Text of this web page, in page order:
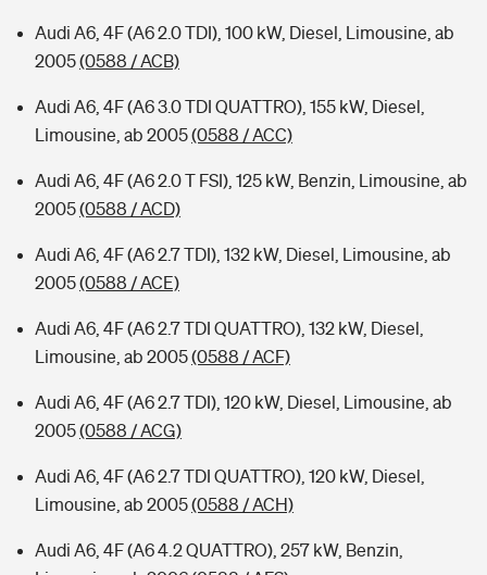
Audi A6, 4F (A6 2.0 TDI), 100 kW, Diesel, Limousine, ab
2005(0588 / ACB)
Audi A6, 4F (A6 3.0 TDI QUATTRO), 155 kW, Diesel,
Limousine, ab 2005(0588 / ACC)
Audi A6, 4F (A6 2.0 T FSI), 125 kW, Benzin, Limousine, ab
2005(0588 / ACD)
Audi A6, 4F (A6 2.7 TDI), 132 kW, Diesel, Limousine, ab
2005(0588 / ACE)
Audi A6, 4F (A6 2.7 TDI QUATTRO), 132 kW, Diesel,
Limousine, ab 2005(0588 / ACF)
Audi A6, 4F (A6 2.7 TDI), 120 kW, Diesel, Limousine, ab
2005(0588 / ACG)
Audi A6, 4F (A6 2.7 TDI QUATTRO), 120 kW, Diesel,
Limousine, ab 2005(0588 / ACH)
Audi A6, 4F (A6 4.2 QUATTRO), 257 kW, Benzin,